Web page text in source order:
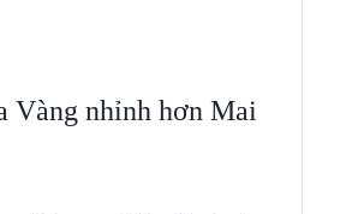
Vàng nhỉnh hơn Mai